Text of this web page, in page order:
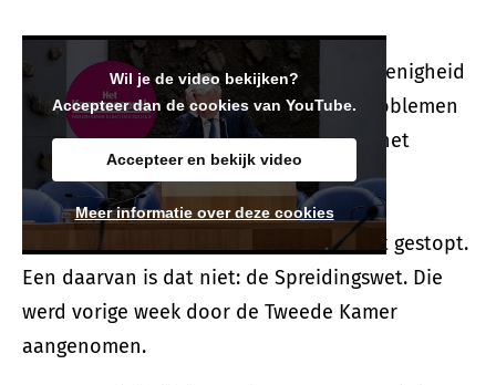
Wil je de video bekijken?
Accepteer dan de cookies van YouTube.
Accepteer en bekijk video
Meer informatie over deze cookies
Het kabinet viel afgelopen zomer na onenigheid
over een pakket maatregelen om de problemen
rond migratie op te lossen. Nu het kabinet
demissionair is, zijn veel onderwerpen
‘controversieel’ verklaard en voor na de
verkiezingen, en formatie in de koelkast gestopt.
Een daarvan is dat niet: de Spreidingswet. Die
werd vorige week door de Tweede Kamer
aangenomen.